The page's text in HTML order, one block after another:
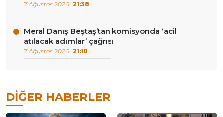
7 Ağustos 2026 21:38
Meral Danış Beştaş’tan komisyonda ‘acil
atılacak adımlar’ çağrısı
7 Ağustos 2026 21:10
DIĞER HABERLER